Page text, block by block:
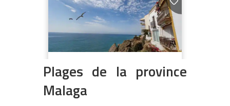
Plages de la province
Malaga